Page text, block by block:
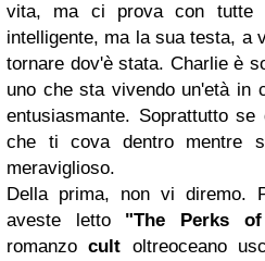
vita, ma ci prova con tutte
intelligente, ma la sua testa, a
tornare dov'è stata. Charlie è
uno che sta vivendo un'età in
entusiasmante. Soprattutto
che ti cova dentro mentre
meraviglioso.
Della prima, non vi diremo.
aveste letto "The Perks
romanzocult oltreoceano